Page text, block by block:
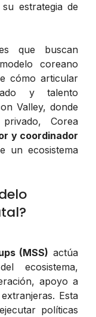
estrategia de
que buscan
coreano
cómo articular
y talento
Valley, donde
Corea
y coordinador
un ecosistema
(MSS) actúa
ecosistema,
apoyo a
Esta
políticas